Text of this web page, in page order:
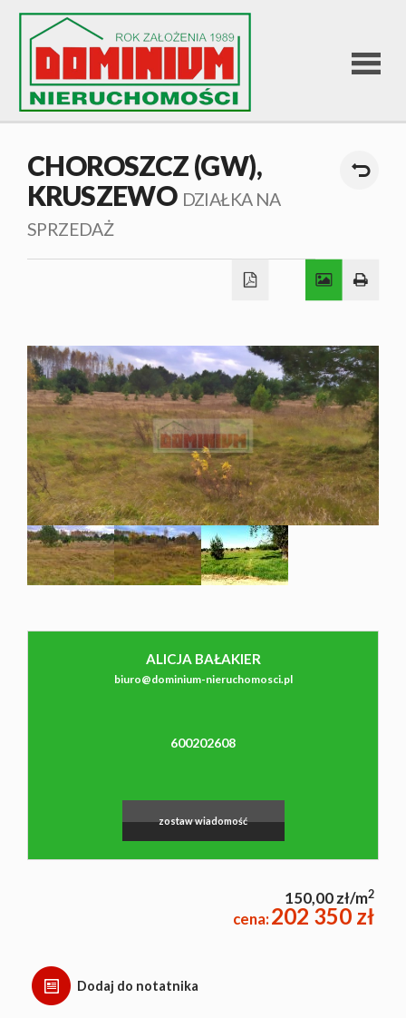
STRONA
OFERTA
NAJMU
O NAS
WARTO
CHOROSZCZ (GW),
KRUSZEWO DZIAŁKA NA
SPRZEDAŻ
ALICJA BAŁAKIER
biuro@dominium-nieruchomosci.pl
600202608
zostaw wiadomość
150,00 zł/m2
cena:202 350 zł
Dodaj do notatnika